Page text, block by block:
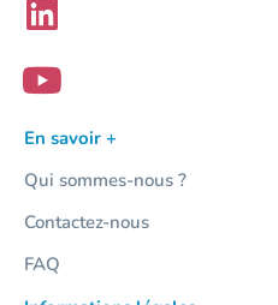
En savoir +
Qui sommes-nous ?
Contactez-nous
FAQ